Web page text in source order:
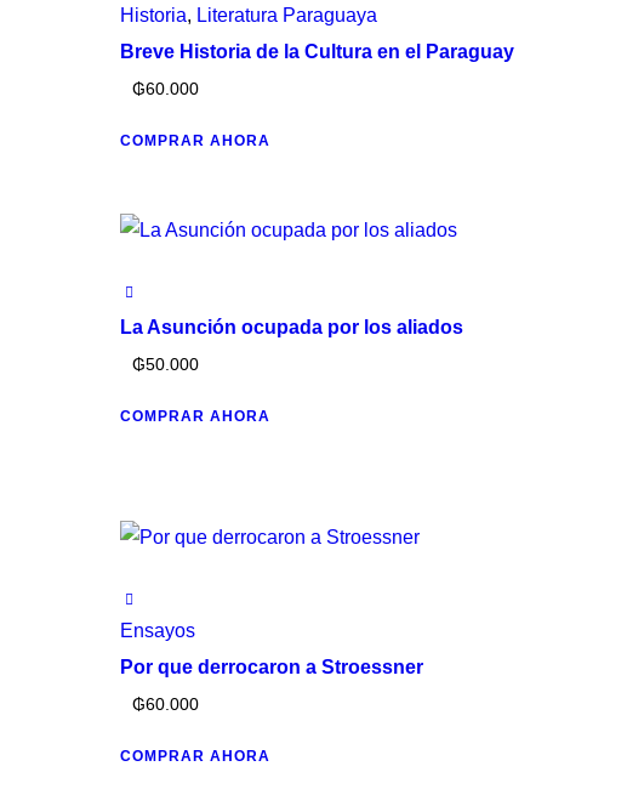
Historia, Literatura Paraguaya
Breve Historia de la Cultura en el Paraguay
₲60.000
COMPRAR AHORA
La Asunción ocupada por los aliados
₲50.000
COMPRAR AHORA
Ensayos
Por que derrocaron a Stroessner
₲60.000
COMPRAR AHORA